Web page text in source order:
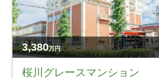
3,380万円
桜川グレースマンション